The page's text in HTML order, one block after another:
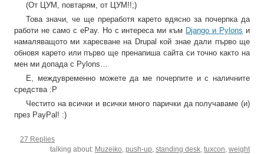
(От ЦУМ, повтарям, от ЦУМ!!;)
Това значи, че ще преработя карето вдясно за почерпка да
работи не само с ePay. Но с интереса ми към Django и Pylons и
намаляващото ми харесване на Drupal кой знае дали първо ще
обновя карето или първо ще пренапиша сайта си точно както на
мен ми допада с Pylons…
Е, междувременно можете да ме почерпите и с наличните
средства :P
Честито на всички и всички много парички да получаваме (и)
през PayPal! :)
27 Replies
talking about: Muzeiko push-up standing desk tuxcon weight